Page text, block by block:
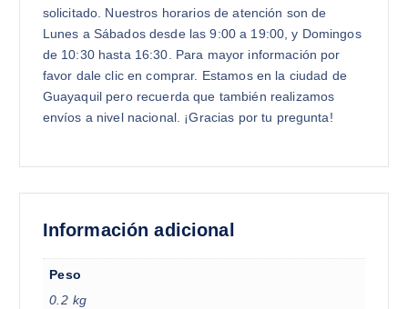
solicitado. Nuestros horarios de atención son de
Lunes a Sábados desde las 9:00 a 19:00, y Domingos
de 10:30 hasta 16:30. Para mayor información por
favor dale clic en comprar. Estamos en la ciudad de
Guayaquil pero recuerda que también realizamos
envíos a nivel nacional. ¡Gracias por tu pregunta!
Información adicional
Peso
0.2 kg